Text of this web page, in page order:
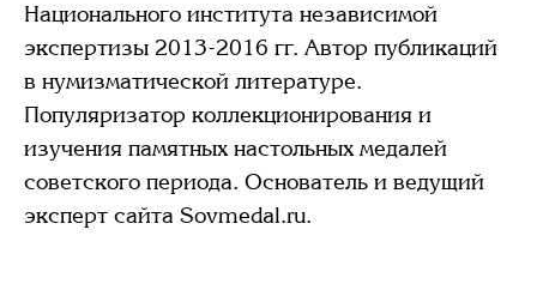
Национального института независимой
экспертизы 2013-2016 гг. Автор публикаций
в нумизматической литературе.
Популяризатор коллекционирования и
изучения памятных настольных медалей
советского периода. Основатель и ведущий
эксперт сайта Sovmedal.ru.